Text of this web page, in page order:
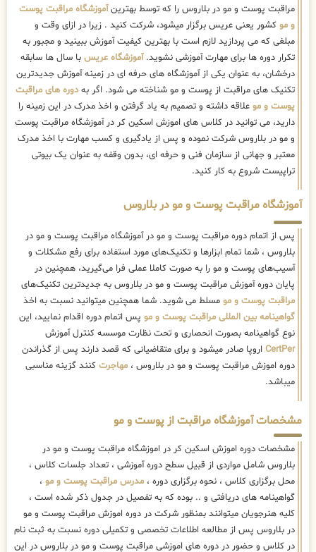
مراقبت پوست و مو در بلاروس را که توسط بهترینآموزشگاه مراقبت پوست
و مو کشور یعنی عریس برگزار میشود، شرکت کنید . زیرا در ازای وقت و
مبلغی که می پردازید لازم است با بهترین کیفیت آموزش ببینید و مجبور به
تکرار دوره ها برای مهارت آموزشی نشوید.آموزشگاه عریس با سال ها سابقه
درخشان، به عنوان یکی از آموزشگاه های حرفه ای در زمینه آموزش جدیدترین
تکنیک های مراقبت از پوست و مو شناخته می شود. اگر بهدوره های مراقبت
پوست و مو علاقه داشته و تصمیم به یاد گرفتن و اخذ مدرک در این زمینه را
دارید، می توانید در کلاس های اموزش اسکین کر در آموزشگاه مراقبت پوست
و مو در بلاروس شرکت نموده و پس از یادگیری و کسب مهارت با اخذ مدرک
معتبر و جهانی از سازمان فنی و حرفه ای، بدون وقفه به عنوان یک بیوتی
تراپیست شروع به کار کنید.
آموزشگاه مراقبت پوست و مو در بلاروس
پس از اتمام دوره مراقبت پوست و مو در آموزشگاه مراقبت پوست و مو در
بلاروس ، شما تمام ابزارها و تکنیک‌های مورد استفاده برای رفع مشکلات و
آسیب‌های پوست و مو را به صورت کاملا عملی فرا می‌گیرید، همچنین در
پایان دوره آموزش مراقبت پوست و مو در بلاروس به جدیدترین تکنیک‌های
مراقبت پوست و مو مسلط می شوید. شما همچنین میتوانید نسبت به اخذ
گواهینامه بین المللی مراقبت پوست و مو پس اتمام دوره اقدام نمایید، این
نوع گواهینامه بصورت انحصاری و تحت نظارت موسسه کنترل آموزش
CertPer اروپا صادر میشود و برای متقاضیانی که قصد دارند پس از گذراندن
دوره اموزش مراقبت پوست و مو در بلاروس ، مهاجرت کنند گزینه مناسبی
میباشد.
مشخصات آموزشگاه مراقبت از پوست و مو
مشخصات دوره اموزش اسکین کر در اموزشگاه مراقبت پوست و مو در
بلاروس شامل مواردی از قبیل سطح دوره آموزشی ، تعداد جلسات کلاس ،
محل برگزاری کلاس ، نحوه برگزاری دوره ، مدرس مراقبت پوست و مو ،
گواهینامه های دریافتی و .. بوده که به تفصیل در جدول ذکر شده است ،
کلیه هنرجویان میتوانند بمنظور شرکت در دوره اموزش مراقبت پوست و مو
در بلاروس پس از مطالعه اطلاعات تخصصی و تکمیلی دوره نسبت به ثبت نام
در کلاس و حضور در دوره های اموزشی مراقبت پوست و مو در بلاروس در این